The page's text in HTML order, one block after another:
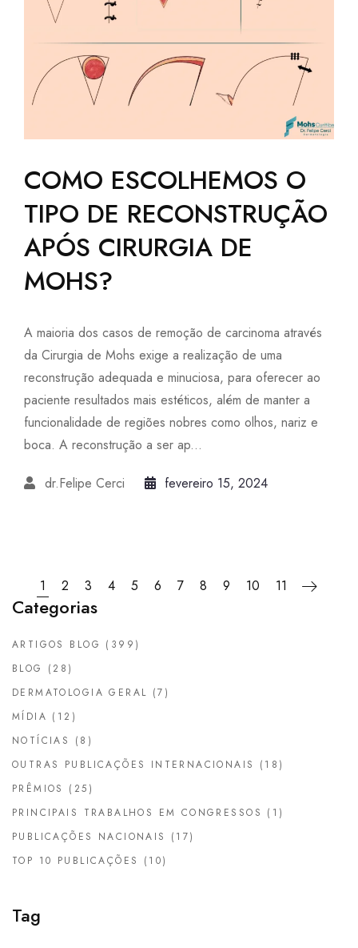
COMO ESCOLHEMOS O
TIPO DE RECONSTRUÇÃO
APÓS CIRURGIA DE
MOHS?
​A maioria dos casos de remoção de carcinoma através
da Cirurgia de Mohs exige a realização de uma
reconstrução adequada e minuciosa, para oferecer ao
paciente resultados mais estéticos, além de manter a
funcionalidade de regiões nobres como olhos, nariz e
boca. A reconstrução a ser ap...
dr.Felipe Cerci fevereiro 15, 2024
1 2 3 4 5 6 7 8 9 10 11
Categorias
ARTIGOS BLOG (399)
BLOG
(28)
DERMATOLOGIA GERAL (7)
MÍDIA (12)
NOTÍCIAS
(8)
OUTRAS PUBLICAÇÕES INTERNACIONAIS
(18)
PRÊMIOS
(25)
PRINCIPAIS TRABALHOS EM CONGRESSOS (1)
PUBLICAÇÕES NACIONAIS
(17)
TOP 10 PUBLICAÇÕES
(10)
Tag